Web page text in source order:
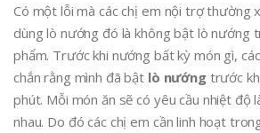
Có một lỗi mà các chị em nội trợ thường
dùng lò nướng đó là không bật lò nướng
phẩm. Trước khi nướng bất kỳ món gì,
chắn rằng mình đã bật lò nướngtrước
phút. Mỗi món ăn sẽ có yêu cầu nhiệt độ
nhau. Do đó các chị em cần linh hoạt